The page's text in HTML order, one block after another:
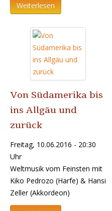
Weiterlesen
Von Südamerika bis
ins Allgäu und
zurück
Freitag, 10.06.2016 - 20:30
Uhr
Weltmusik vom Feinsten mit
Kiko Pedrozo (Harfe) & Hansi
Zeller (Akkordeon)